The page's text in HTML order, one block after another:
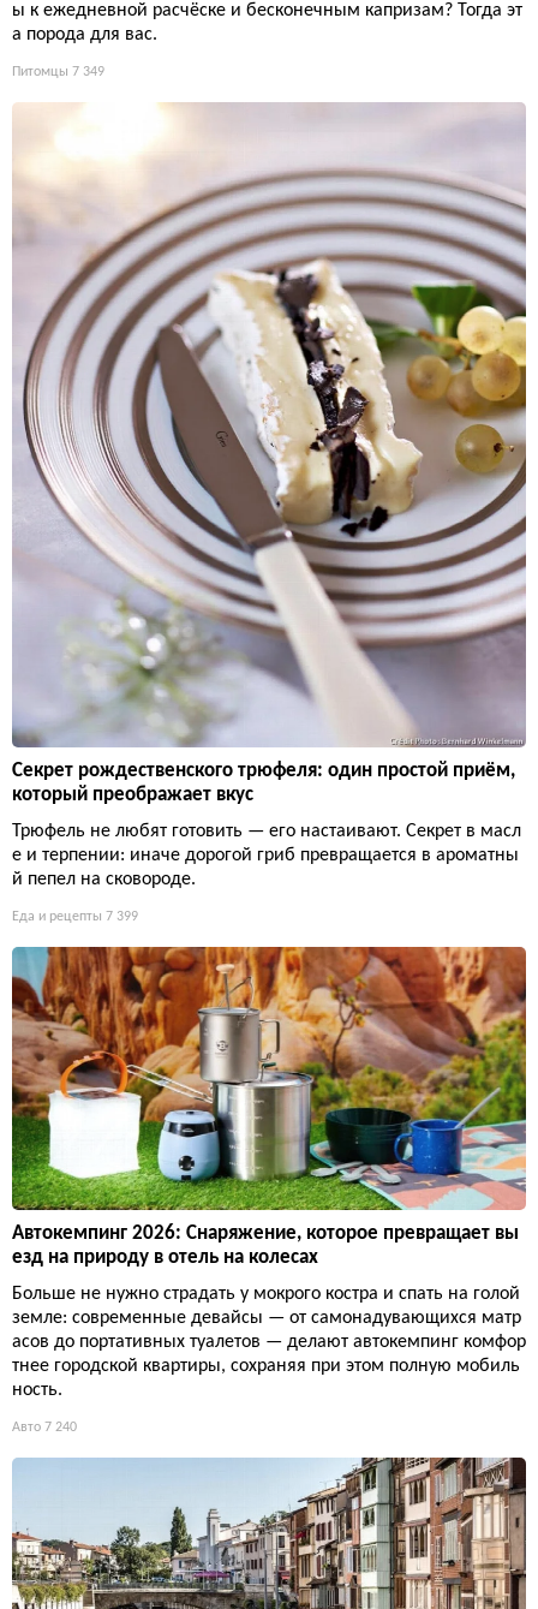
ы к ежедневной расчёске и бесконечным капризам? Тогда эт
а порода для вас.
Питомцы 7 349
Секрет рождественского трюфеля: один простой приём,
который преображает вкус
Трюфель не любят готовить — его настаивают. Секрет в масл
е и терпении: иначе дорогой гриб превращается в ароматны
й пепел на сковороде.
Еда и рецепты 7 399
Автокемпинг 2026: Снаряжение, которое превращает вы
езд на природу в отель на колесах
Больше не нужно страдать у мокрого костра и спать на голой
земле: современные девайсы — от самонадувающихся матр
асов до портативных туалетов — делают автокемпинг комфор
тнее городской квартиры, сохраняя при этом полную мобиль
ность.
Авто 7 240